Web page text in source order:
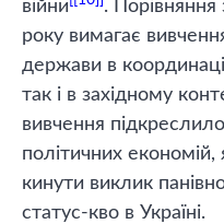
війни
. Порівняння
року вимагає
держави в
так і в західному
вивчення
політичних
кинути виклик
статус-кво в Україні.